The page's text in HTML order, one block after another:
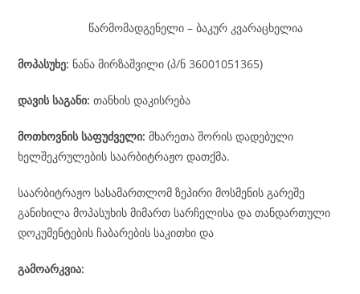
წარმომადგენელი – ბაკურ კვარაცხელია
მოპასუხე: ნანა მირზაშვილი (პ/ნ 36001051365)
დავის საგანი:თანხის დაკისრება
მოთხოვნის საფუძველი: მხარეთა შორის დადებული
ხელშეკრულების საარბიტრაჟო დათქმა.
საარბიტრაჟო სასამართლომ ზეპირი მოსმენის გარეშე
განიხილა მოპასუხის მიმართ სარჩელისა და თანდართული
დოკუმენტების ჩაბარების საკითხი და
გამოარკვია: